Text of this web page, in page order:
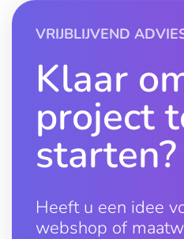
VRIJBLIJVEND
Klaar
project
starten?
Heeft u een idee
webshop of